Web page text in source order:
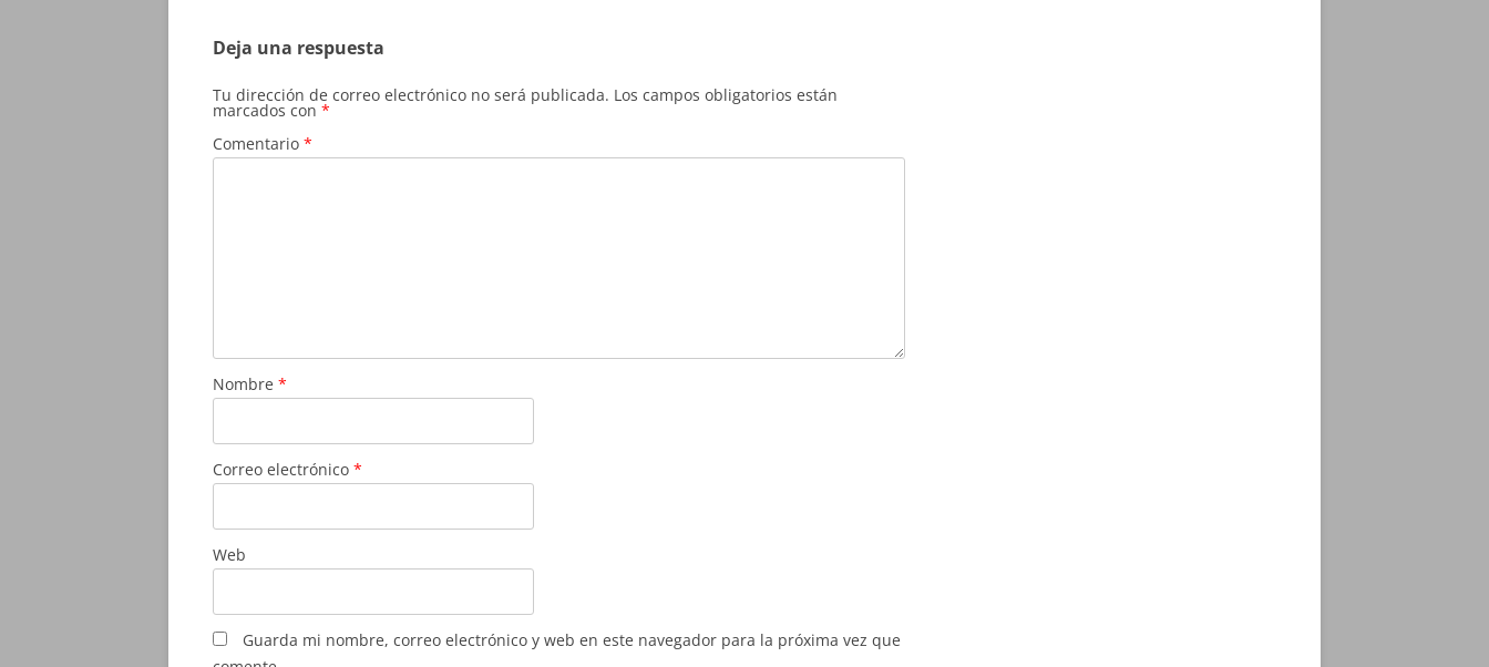
Deja una respuesta
Tu dirección de correo electrónico no será publicada. Los campos obligatorios están
marcados con *
Comentario *
Nombre *
Correo electrónico *
Web
Guarda mi nombre, correo electrónico y web en este navegador para la próxima vez que